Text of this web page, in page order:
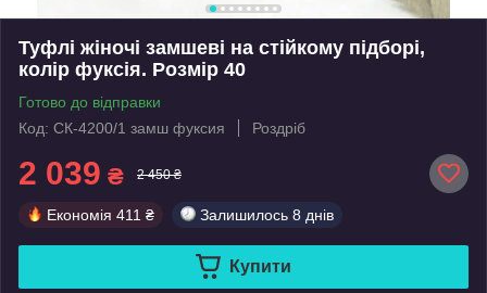
Туфлі жіночі замшеві на стійкому підборі,
колір фуксія. Розмір 40
Готово до відправки
Код: СК-4200/1 замш фуксия
Роздріб
2 039 ₴ 2 450 ₴
Економія 411 ₴ Залишилось 8 днів
Купити